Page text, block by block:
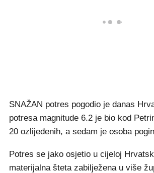
SNAŽAN potres pogodio je danas
potresa magnitude 6.2 je bio kod
20 ozlijeđenih, a sedam je osoba
Potres se jako osjetio u cijeloj
materijalna šteta zabilježena u više